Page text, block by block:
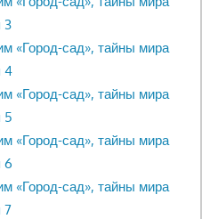
3
«Город-сад», тайны мира
4
«Город-сад», тайны мира
5
«Город-сад», тайны мира
6
«Город-сад», тайны мира
7